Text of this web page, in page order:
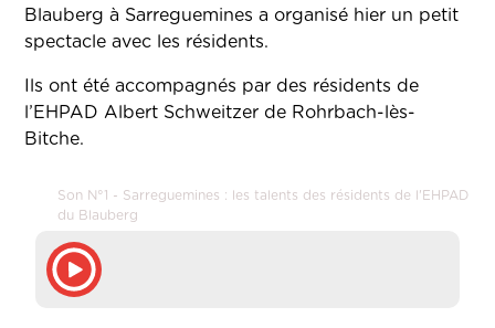
Blauberg à Sarreguemines a organisé hier un petit
spectacle avec les résidents.
Ils ont été accompagnés par des résidents de
l’EHPAD Albert Schweitzer de Rohrbach-lès-
Bitche.
Son N°1 - Sarreguemines : les talents des résidents de l'EHPAD
du Blauberg